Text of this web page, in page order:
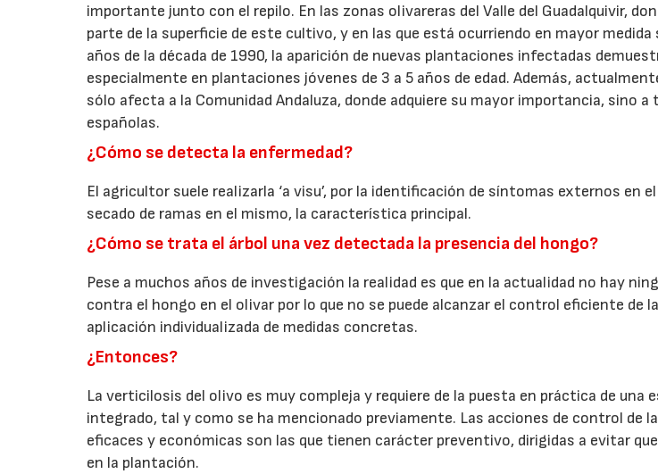
importante junto con el repilo. En las zonas olivareras del Valle del Guadalquivir,
parte de la superficie de este cultivo, y en las que está ocurriendo en mayor
años de la década de 1990, la aparición de nuevas plantaciones infectadas
especialmente en plantaciones jóvenes de 3 a 5 años de edad. Además,
sólo afecta a la Comunidad Andaluza, donde adquiere su mayor importancia, sino a
españolas.
¿Cómo se detecta la enfermedad?
El agricultor suele realizarla ‘a visu’, por la identificación de síntomas externos en
secado de ramas en el mismo, la característica principal.
¿Cómo se trata el árbol una vez detectada la presencia del hongo?
Pese a muchos años de investigación la realidad es que en la actualidad no hay
contra el hongo en el olivar por lo que no se puede alcanzar el control eficiente de
aplicación individualizada de medidas concretas.
¿Entonces?
La verticilosis del olivo es muy compleja y requiere de la puesta en práctica de una
integrado, tal y como se ha mencionado previamente. Las acciones de control de
eficaces y económicas son las que tienen carácter preventivo, dirigidas a evitar
en la plantación.
23/07/2026